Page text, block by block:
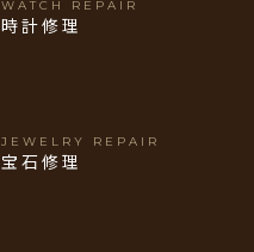
WATCH REPAIR
時計修理
JEWELRY REPAIR
宝石修理